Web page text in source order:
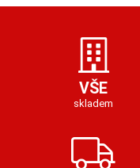
VŠE
skladem